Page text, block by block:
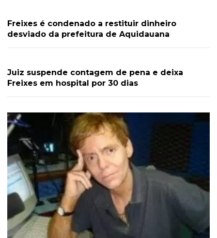
Freixes é condenado a restituir dinheiro
desviado da prefeitura de Aquidauana
Juiz suspende contagem de pena e deixa
Freixes em hospital por 30 dias